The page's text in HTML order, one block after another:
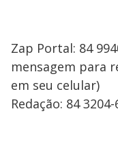
Zap Portal: 84
mensagem para
em seu celular)
Redação: 84 3204-